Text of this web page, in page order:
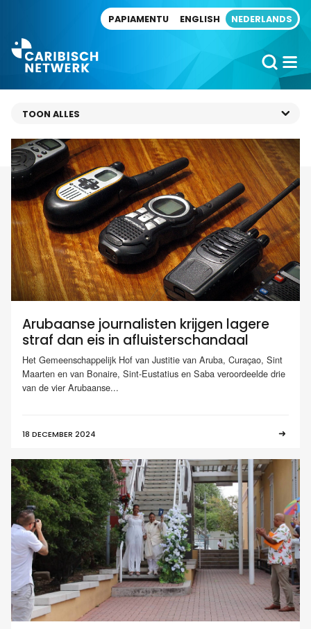
PAPIAMENTU ENGLISH NEDERLANDS
Arubaanse journalisten krijgen lagere
straf dan eis in afluisterschandaal
Het Gemeenschappelijk Hof van Justitie van Aruba, Curaçao, Sint
Maarten en van Bonaire, Sint-Eustatius en Saba veroordeelde drie
van de vier Arubaanse...
18 DECEMBER 2024